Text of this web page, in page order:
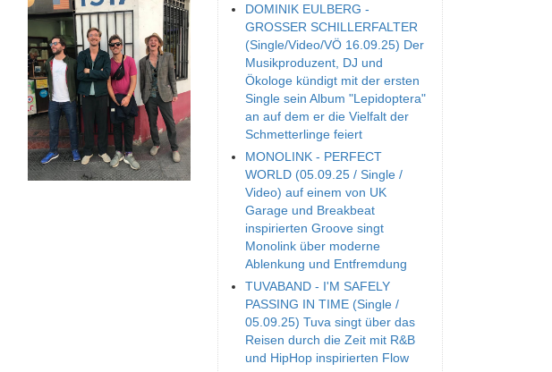
DOMINIK EULBERG -
GROSSER SCHILLERFALTER
(Single/Video/VÖ 16.09.25) Der
Musikproduzent, DJ und
Ökologe kündigt mit der ersten
Single sein Album "Lepidoptera"
an auf dem er die Vielfalt der
Schmetterlinge feiert
MONOLINK - PERFECT
WORLD (05.09.25 / Single /
Video) auf einem von UK
Garage und Breakbeat
inspirierten Groove singt
Monolink über moderne
Ablenkung und Entfremdung
TUVABAND - I'M SAFELY
PASSING IN TIME (Single /
05.09.25) Tuva singt über das
Reisen durch die Zeit mit R&B
und HipHop inspirierten Flow